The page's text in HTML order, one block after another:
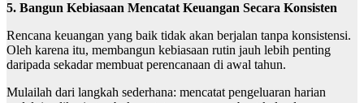
5. Bangun Kebiasaan Mencatat Keuangan Secara Konsisten
Rencana keuangan yang baik tidak akan berjalan tanpa konsistensi.
Oleh karena itu, membangun kebiasaan rutin jauh lebih penting
daripada sekadar membuat perencanaan di awal tahun.
Mulailah dari langkah sederhana: mencatat pengeluaran harian